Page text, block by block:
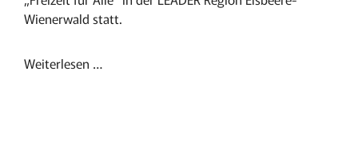
Wienerwald statt.
Weiterlesen …